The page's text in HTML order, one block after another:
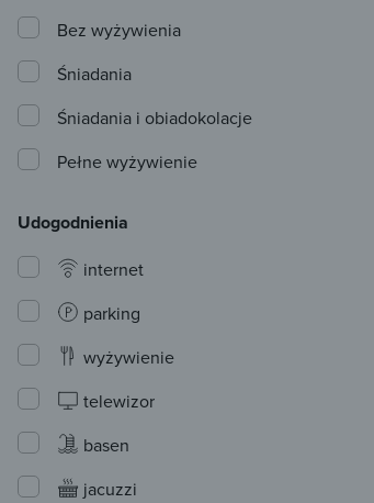
Bez wyżywienia
Śniadania
Śniadania i obiadokolacje
Pełne wyżywienie
Udogodnienia
internet
parking
wyżywienie
telewizor
basen
jacuzzi